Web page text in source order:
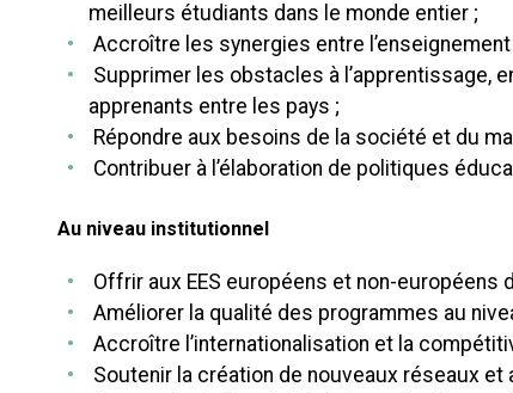
meilleurs étudiants dans le monde entier ;
Accroître les synergies entre
Supprimer les obstacles à l’apprentissage,
apprenants entre les pays ;
Répondre aux besoins de la société et du
Contribuer à l’élaboration de politiques
Au niveau institutionnel
Offrir aux EES européens et non-
Améliorer la qualité des programmes au
Accroître l’internationalisation et la
Soutenir la création de nouveaux réseaux